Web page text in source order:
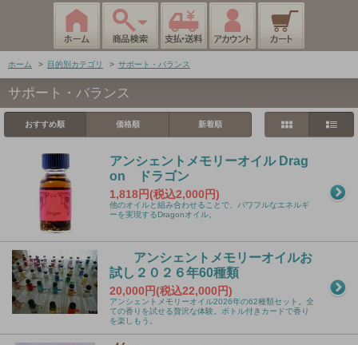
ホーム > 目的別カテゴリ > サポート・バランス
サポート・バランス
おすすめ順 価格順 新着順
アンシェントメモリーオイル Drag
on ドラゴン
1,818円(税込2,000円)
他のオイルと組み合わせることで、パワフルなエネルギ
ーを実現するDragonオイル。
アンシェントメモリーオイルお
試し２０２６年60種類
20,000円(税込22,000円)
アンシェントメモリーオイル2026年の62種類セット。全
ての香りを試せる贅沢な体験。ボトル付きカードで香り
を楽しもう。